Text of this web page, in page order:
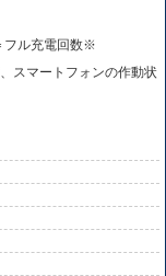
フル充電回数※
スマートフォンの作動状